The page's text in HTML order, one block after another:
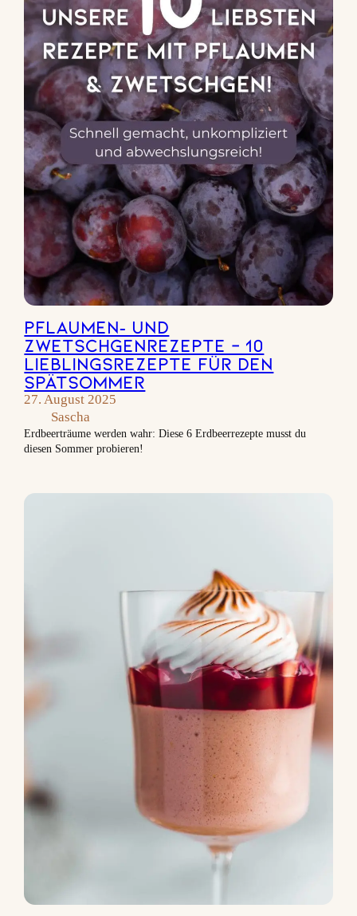
Pflaumen‑ und
Zwetschgenrezepte – 10
Lieblingsrezepte für den
Spätsommer
27. August 2025
Sascha
Erdbeerträume werden wahr: Diese 6 Erdbeerrezepte musst du
diesen Sommer probieren!